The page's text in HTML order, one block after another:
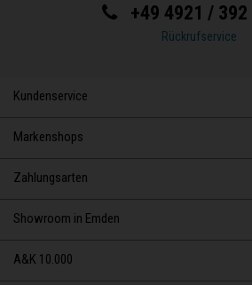
+49 4921 / 392
Rückrufservice
Kundenservice
Markenshops
Zahlungsarten
Showroom in Emden
A&K 10.000